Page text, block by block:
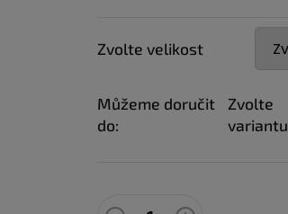
Zvolte velikost
Můžeme doručit
do:
Zvolte
variantu